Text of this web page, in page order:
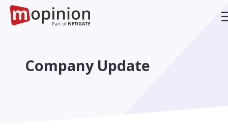
Company Update